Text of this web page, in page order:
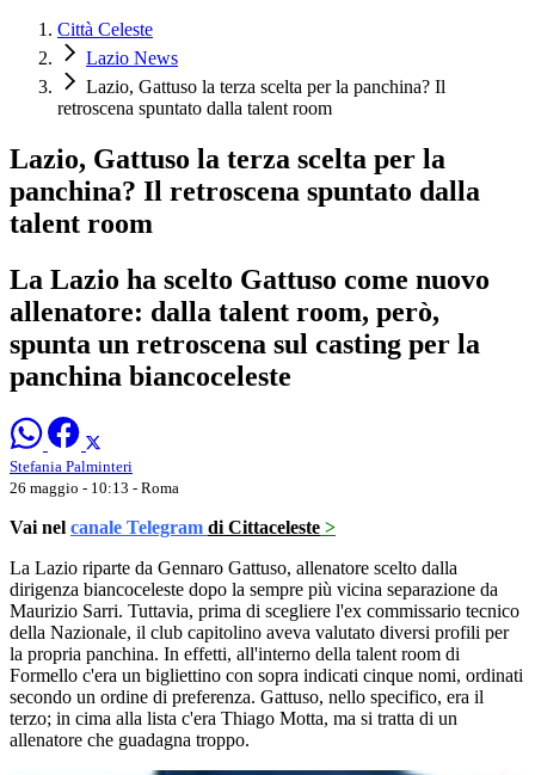
Città Celeste
Lazio News
Lazio, Gattuso la terza scelta per la panchina? Il
retroscena spuntato dalla talent room
Lazio, Gattuso la terza scelta per la
panchina? Il retroscena spuntato dalla
talent room
La Lazio ha scelto Gattuso come nuovo
allenatore: dalla talent room, però,
spunta un retroscena sul casting per la
panchina biancoceleste
Stefania Palminteri
26 maggio - 10:13 - Roma
Vai nel canale Telegram di Cittaceleste >
La Lazio riparte da Gennaro Gattuso, allenatore scelto dalla
dirigenza biancoceleste dopo la sempre più vicina separazione da
Maurizio Sarri. Tuttavia, prima di scegliere l'ex commissario tecnico
della Nazionale, il club capitolino aveva valutato diversi profili per
la propria panchina. In effetti, all'interno della talent room di
Formello c'era un bigliettino con sopra indicati cinque nomi, ordinati
secondo un ordine di preferenza. Gattuso, nello specifico, era il
terzo; in cima alla lista c'era Thiago Motta, ma si tratta di un
allenatore che guadagna troppo.